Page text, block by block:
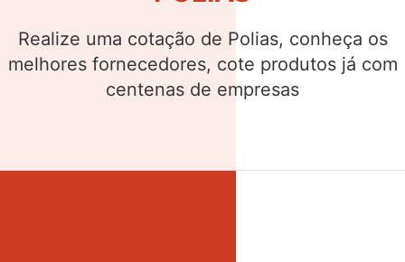
Realize uma cotação de Buchas, conheça os
melhores fornecedores, cote produtos já com
centenas de empresas